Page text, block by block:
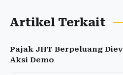
Artikel Terkait
Pajak JHT Berpeluang
Aksi Demo